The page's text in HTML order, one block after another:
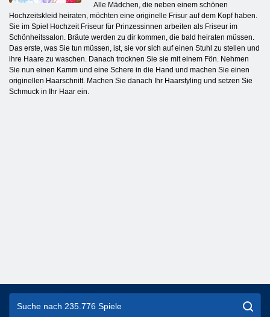
Alle Mädchen, die neben einem schönen
Hochzeitskleid heiraten, möchten eine originelle Frisur auf dem Kopf haben.
Sie im Spiel Hochzeit Friseur für Prinzessinnen arbeiten als Friseur im
Schönheitssalon. Bräute werden zu dir kommen, die bald heiraten müssen.
Das erste, was Sie tun müssen, ist, sie vor sich auf einen Stuhl zu stellen und
ihre Haare zu waschen. Danach trocknen Sie sie mit einem Fön. Nehmen
Sie nun einen Kamm und eine Schere in die Hand und machen Sie einen
originellen Haarschnitt. Machen Sie danach Ihr Haarstyling und setzen Sie
Schmuck in Ihr Haar ein.